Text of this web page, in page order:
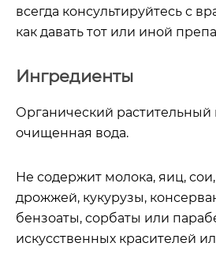
всегда консультируйтесь с
как давать тот или иной
Ингредиенты
Органический растительный
очищенная вода.
Не содержит молока, яиц,
дрожжей, кукурузы,
бензоаты, сорбаты или
искусственных красителей